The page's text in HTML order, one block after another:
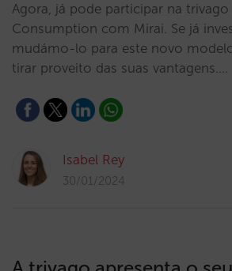
Agora, já pode participar na trivago
Consumption com Mirai. Se já
mudámo-lo para este novo
tirar proveito das suas vantagens.…
Isabel Rey
30/01/2024